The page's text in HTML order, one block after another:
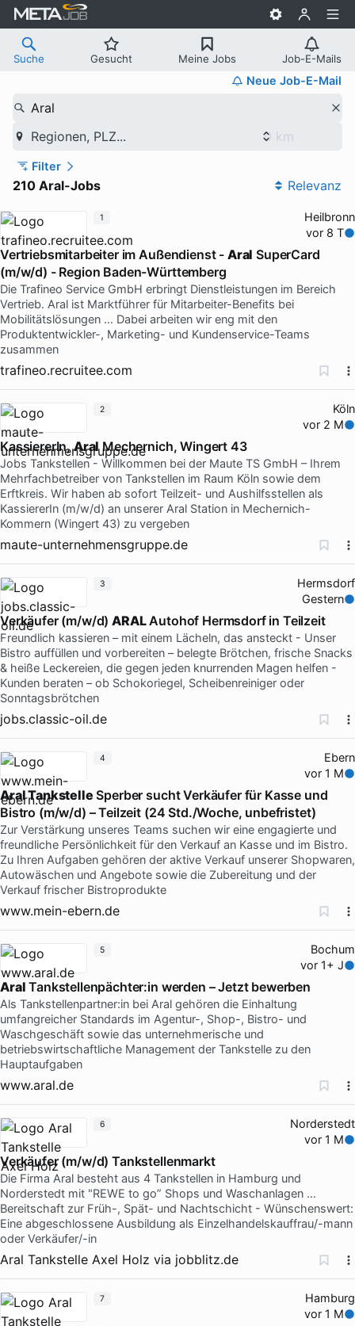
Suche Gesucht Meine Jobs Job-E-Mails
Neue Job-E-Mail
Aral
Regionen, PLZ...
Filter
210 Aral-Jobs Relevanz
Heilbronn
vor 8 T
Vertriebsmitarbeiter im Außendienst - Aral SuperCard
(m/w/d) - Region Baden-Württemberg
Die Trafineo Service GmbH erbringt Dienstleistungen im Bereich
Vertrieb. Aral ist Marktführer für Mitarbeiter-Benefits bei
Mobilitätslösungen … Dabei arbeiten wir eng mit den
Produktentwickler-, Marketing- und Kundenservice-Teams
zusammen
trafineo.recruitee.com
1
Köln
vor 2 M
KassiererIn,AralMechernich, Wingert 43
Jobs Tankstellen - Willkommen bei der Maute TS GmbH – Ihrem
Mehrfachbetreiber von Tankstellen im Raum Köln sowie dem
Erftkreis. Wir haben ab sofort Teilzeit- und Aushilfsstellen als
KassiererIn (m/w/d) an unserer Aral Station in Mechernich-
Kommern (Wingert 43) zu vergeben
maute-unternehmensgruppe.de
2
Hermsdorf
Gestern
Verkäufer (m/w/d)ARALAutohof Hermsdorf in Teilzeit
Freundlich kassieren – mit einem Lächeln, das ansteckt - Unser
Bistro auffüllen und vorbereiten – belegte Brötchen, frische Snacks
& heiße Leckereien, die gegen jeden knurrenden Magen helfen -
Kunden beraten – ob Schokoriegel, Scheibenreiniger oder
Sonntagsbrötchen
jobs.classic-oil.de
3
Ebern
vor 1 M
Aral Tankstelle Sperber sucht Verkäufer für Kasse und
Bistro (m/w/d) – Teilzeit (24 Std./Woche, unbefristet)
Zur Verstärkung unseres Teams suchen wir eine engagierte und
freundliche Persönlichkeit für den Verkauf an Kasse und im Bistro.
Zu Ihren Aufgaben gehören der aktive Verkauf unserer Shopwaren,
Autowäschen und Angebote sowie die Zubereitung und der
Verkauf frischer Bistroprodukte
www.mein-ebern.de
4
Bochum
vor 1+ J
Aral Tankstellenpächter:in werden – Jetzt bewerben
Als Tankstellenpartner:in bei Aral gehören die Einhaltung
umfangreicher Standards im Agentur-, Shop-, Bistro- und
Waschgeschäft sowie das unternehmerische und
betriebswirtschaftliche Management der Tankstelle zu den
Hauptaufgaben
www.aral.de
5
Norderstedt
vor 1 M
Verkäufer (m/w/d) Tankstellenmarkt
Die Firma Aral besteht aus 4 Tankstellen in Hamburg und
Norderstedt mit "REWE to go” Shops und Waschanlagen …
Bereitschaft zur Früh-, Spät- und Nachtschicht - Wünschenswert:
Eine abgeschlossene Ausbildung als Einzelhandelskauffrau/-mann
oder Verkäufer/-in
Aral Tankstelle Axel Holz via jobblitz.de
6
Hamburg
vor 1 M
7